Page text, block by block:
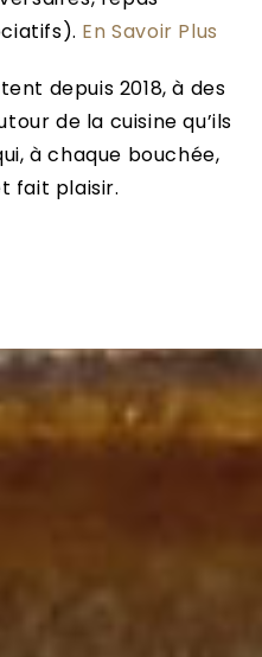
En Savoir Plus
depuis 2018, à des
de la cuisine qu’ils
à chaque bouchée,
fait plaisir.